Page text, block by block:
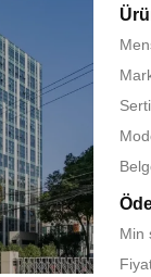
Min